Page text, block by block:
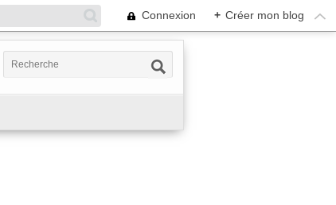
Connexion + Créer mon blog